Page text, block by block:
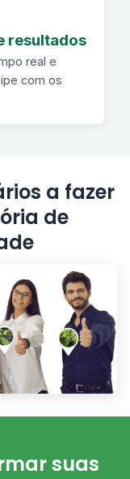
resultados
real e
com os
a fazer
de
suas